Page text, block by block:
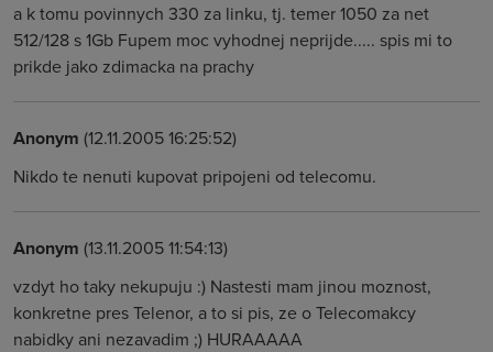
a k tomu povinnych 330 za linku, tj. temer 1050 za net
512/128 s 1Gb Fupem moc vyhodnej neprijde..... spis mi to
prikde jako zdimacka na prachy
Anonym (12.11.2005 16:25:52)
Nikdo te nenuti kupovat pripojeni od telecomu.
Anonym (13.11.2005 11:54:13)
vzdyt ho taky nekupuju :) Nastesti mam jinou moznost,
konkretne pres Telenor, a to si pis, ze o Telecomakcy
nabidky ani nezavadim ;) HURAAAAA